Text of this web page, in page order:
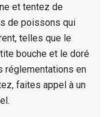
et tentez de
de poissons qui
telles que le
bouche et le doré
réglementations en
faites appel à un